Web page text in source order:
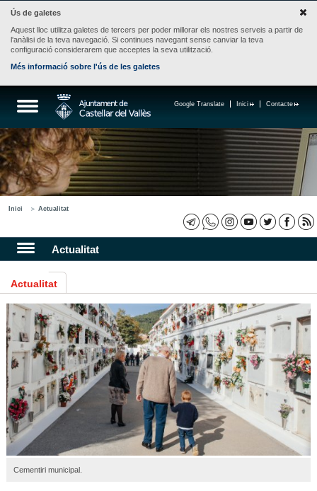
Ús de galetes
Aquest lloc utilitza galetes de tercers per poder millorar els nostres serveis a partir de
l'anàlisi de la teva navegació. Si continues navegant sense canviar la teva
configuració considerarem que acceptes la seva utilització.
Més informació sobre l'ús de les galetes
Contacte
Inici
Google Translate
Inici Actualitat
Actualitat
Actualitat
Cementiri municipal.